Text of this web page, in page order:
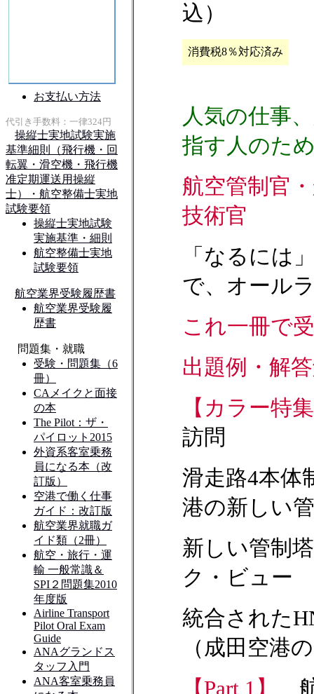
込）
消費税8％対応済み
人気の仕事
指す人のた
航空管制官
技術官
「なるには
で、オール
これ一冊で
出題例・解
【カラー
訪問
滑走路4本体
港の新しい
新しい管制
ク・ビュー
統合された
（成田空港
【Part 1】